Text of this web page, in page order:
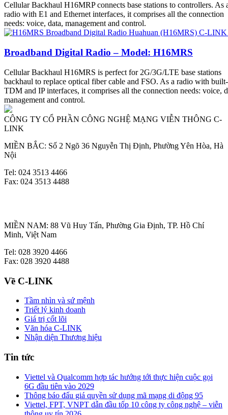
Cellular Backhaul H16MRP connects base stations to controllers. As
radio with E1 and Ethernet interfaces, it comprises all the connection
needs: voice, data, management and control.
Broadband Digital Radio – Model: H16MRS
Cellular Backhaul H16MRS is perfect for 2G/3G/LTE base stations
backhaul to replace optical fiber cable and FSO. As a radio with
TDM and IP interfaces, it comprises all the connection needs: voice,
management and control.
CÔNG TY CỔ PHẦN CÔNG NGHỆ MẠNG VIỄN THÔNG C-
LINK
MIỀN BẮC: Số 2 Ngõ 36 Nguyễn Thị Định, Phường Yên Hòa, Hà
Nội
Tel: 024 3513 4466
Fax: 024 3513 4488
MIỀN NAM: 88 Vũ Huy Tấn, Phường Gia Định, TP. Hồ Chí
Minh, Việt Nam
Tel: 028 3920 4466
Fax: 028 3920 4488
Về C-LINK
Tầm nhìn và sứ mệnh
Triết lý kinh doanh
Giá trị cốt lõi
Văn hóa C-LINK
Nhận diện Thương hiệu
Tin tức
Viettel và Qualcomm hợp tác hướng tới thực hiện cuộc gọi
6G đầu tiên vào 2029
Thông báo đấu giá quyền sử dụng mã mạng di động 95
Viettel, FPT, VNPT dẫn đầu tốp 10 công ty công nghệ – viễn